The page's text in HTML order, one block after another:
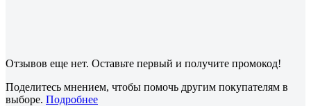
Отзывов еще нет. Оставьте первый и получите промокод!
Поделитесь мнением, чтобы помочь другим покупателям в
выборе. Подробнее